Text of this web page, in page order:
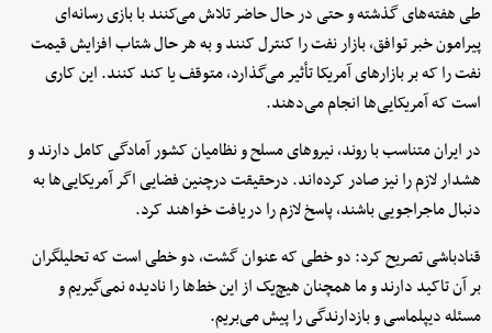
طی هفته‌های گذشته و حتی در حال حاضر تلاش می‌کنند با بازی رسانه‌ای
پیرامون خبر توافق، بازار نفت را کنترل کنند و به هر حال شتاب افزایش قیمت
نفت را که بر بازارهای آمریکا تأثیر می‌گذارد، متوقف یا کند کنند. این کاری
است که آمریکایی‌ها انجام می‌دهند.
در ایران متناسب با روند، نیر‌وهای مسلح و نظامیان کشور آمادگی کامل دارند و
هشدار لازم را نیز صادر کرده‌اند. درحقیقت درچنین فضایی اگر آمریکایی‌ها به
دنبال ماجراجویی باشند، پاسخ لازم را دریافت خواهند کرد.
قنادباشی تصریح کرد: دو خطی که عنوان گشت، دو خطی است که تحلیلگران
بر آن تاکید دارند و ما همچنان هیچ‌یک از این خط‌ها را نادیده نمی‌گیریم و
مسئله دیپلماسی و بازدارندگی را پیش می‌بریم.